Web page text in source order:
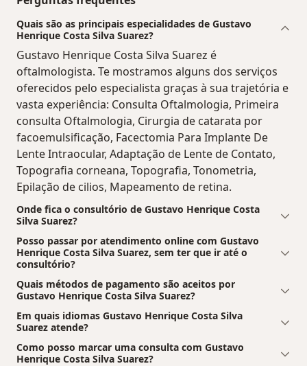
Quais são as principais especialidades de Gustavo
Henrique Costa Silva Suarez?
Gustavo Henrique Costa Silva Suarez é
oftalmologista. Te mostramos alguns dos serviços
oferecidos pelo especialista graças à sua trajetória e
vasta experiência: Consulta Oftalmologia, Primeira
consulta Oftalmologia, Cirurgia de catarata por
facoemulsificação, Facectomia Para Implante De
Lente Intraocular, Adaptação de Lente de Contato,
Topografia corneana, Topografia, Tonometria,
Epilação de cilios, Mapeamento de retina.
Onde fica o consultório de Gustavo Henrique Costa
Silva Suarez?
Posso passar por atendimento online com Gustavo
Henrique Costa Silva Suarez, sem ter que ir até o
consultório?
Quais métodos de pagamento são aceitos por
Gustavo Henrique Costa Silva Suarez?
Em quais idiomas Gustavo Henrique Costa Silva
Suarez atende?
Como posso marcar uma consulta com Gustavo
Henrique Costa Silva Suarez?